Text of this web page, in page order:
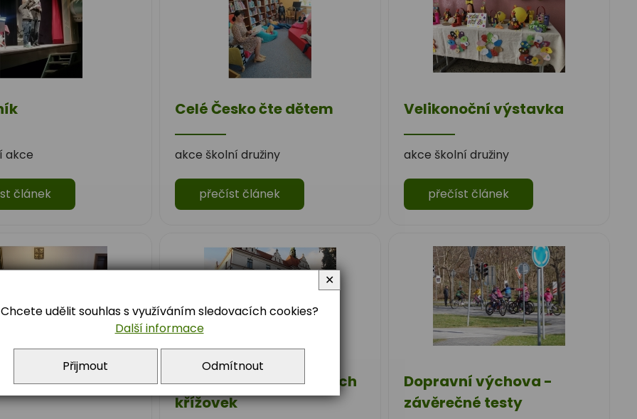
akce
článek
Celé Česko čte dětem
akce školní družiny
přečíst článek
Velikonoční výstavka
akce školní družiny
přečíst článek
AJ2 - Luštitel anglických
křížovek
Dopravní výchova -
závěrečné testy
Chcete udělit souhlas s využíváním sledovacích cookies?
Další informace
Přijmout Odmítnout
✕